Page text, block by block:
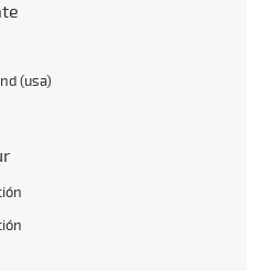
(usa)